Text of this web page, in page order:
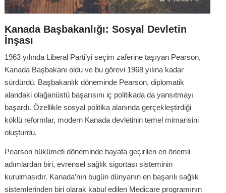
Kanada Başbakanlığı: Sosyal Devletin
İnşası
1963 yılında Liberal Parti’yi seçim zaferine taşıyan Pearson,
Kanada Başbakanı oldu ve bu görevi 1968 yılına kadar
sürdürdü. Başbakanlık döneminde Pearson, diplomatik
alandaki olağanüstü başarısını iç politikada da yansıtmayı
başardı. Özellikle sosyal politika alanında gerçekleştirdiği
köklü reformlar, modern Kanada devletinin temel mimarisini
oluşturdu.
Pearson hükümeti döneminde hayata geçirilen en önemli
adımlardan biri, evrensel sağlık sigortası sisteminin
kurulmasıdır. Kanada’nın bugün dünyanın en başarılı sağlık
sistemlerinden biri olarak kabul edilen Medicare programının